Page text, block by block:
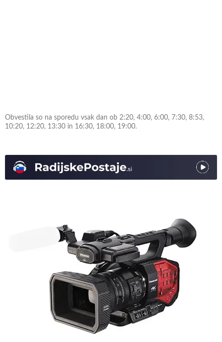
Obvestila so na sporedu vsak dan ob 2:20, 4:00, 6:00, 7:30, 8:53,
10:20, 12:20, 13:30 in 16:30, 18:00, 19:00.